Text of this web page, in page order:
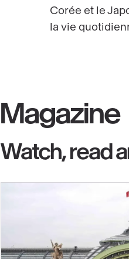
Corée et le
la vie
Magazine
Watch, read